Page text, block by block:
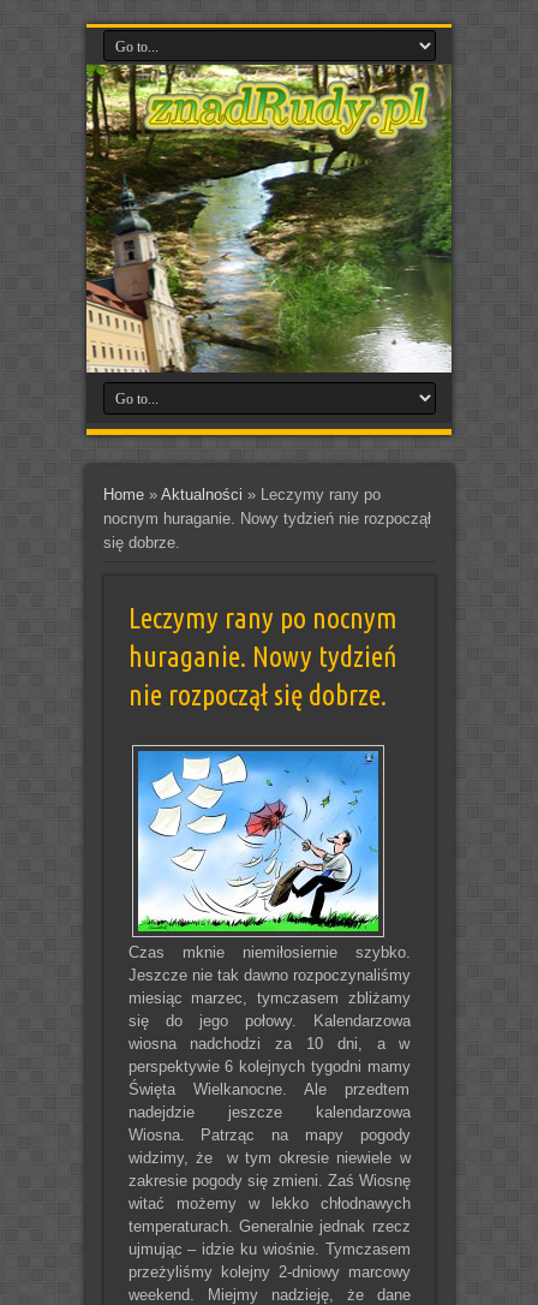
Home» Aktualności » Leczymy rany po
nocnym huraganie. Nowy tydzień nie rozpoczął
się dobrze.
Leczymy rany po nocnym
huraganie. Nowy tydzień
nie rozpoczął się dobrze.
Czas mknie niemiłosiernie szybko.
Jeszcze nie tak dawno rozpoczynaliśmy
miesiąc marzec, tymczasem zbliżamy
się do jego połowy. Kalendarzowa
wiosna nadchodzi za 10 dni, a w
perspektywie 6 kolejnych tygodni mamy
Święta Wielkanocne. Ale przedtem
nadejdzie jeszcze kalendarzowa
Wiosna. Patrząc na mapy pogody
widzimy, że w tym okresie niewiele w
zakresie pogody się zmieni. Zaś Wiosnę
witać możemy w lekko chłodnawych
temperaturach. Generalnie jednak rzecz
ujmując – idzie ku wiośnie. Tymczasem
przeżyliśmy kolejny 2-dniowy marcowy
weekend. Miejmy nadzieję, że dane